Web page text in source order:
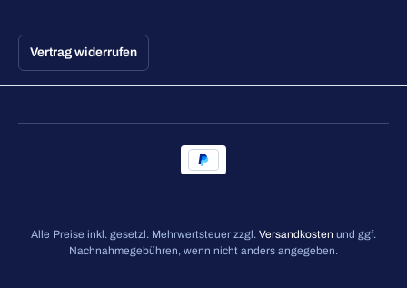
Vertrag widerrufen
Alle Preise inkl. gesetzl. Mehrwertsteuer zzgl. Versandkosten und ggf.
Nachnahmegebühren, wenn nicht anders angegeben.